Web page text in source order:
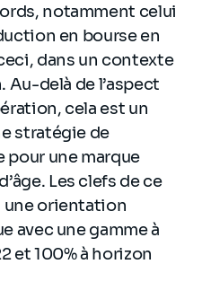
notamment celui
en bourse en
dans un contexte
delà de l’aspect
cela est un
stratégie de
une marque
Les clefs de ce
une orientation
avec une gamme à
et 100% à horizon